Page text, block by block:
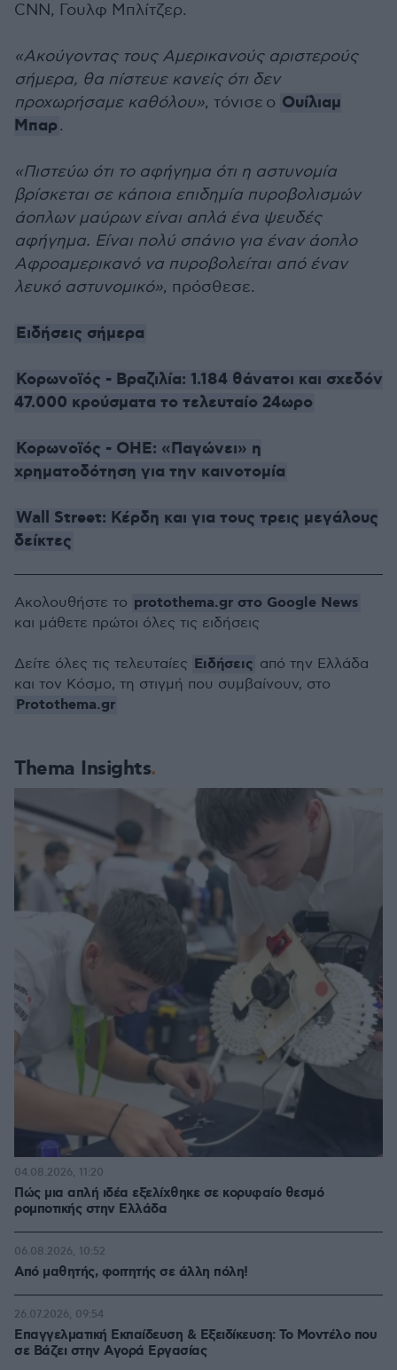
CNN, Γουλφ Μπλίτζερ.
«Ακούγοντας τους Αμερικανούς αριστερούς
σήμερα, θα πίστευε κανείς ότι δεν
προχωρήσαμε καθόλου», τόνισε ο Ουίλιαμ
Μπαρ.
«Πιστεύω ότι το αφήγημα ότι η αστυνομία
βρίσκεται σε κάποια επιδημία πυροβολισμών
άοπλων μαύρων είναι απλά ένα ψευδές
αφήγημα. Είναι πολύ σπάνιο για έναν άοπλο
Αφροαμερικανό να πυροβολείται από έναν
λευκό αστυνομικό», πρόσθεσε.
Ειδήσεις σήμερα
Κορωνοϊός - Βραζιλία: 1.184 θάνατοι και σχεδόν
47.000 κρούσματα το τελευταίο 24ωρο
Κορωνοϊός - ΟΗΕ: «Παγώνει» η
χρηματοδότηση για την καινοτομία
Wall Street: Κέρδη και για τους τρεις μεγάλους
δείκτες
Thema Insights
Πώς μια απλή ιδέα εξελίχθηκε σε κορυφαίο θεσμό
ρομποτικής στην Ελλάδα
04.08.2026, 11:20
Από μαθητής, φοιτητής σε άλλη πόλη!
06.08.2026, 10:52
Επαγγελματική Εκπαίδευση & Εξειδίκευση: Το Mοντέλο που
σε Bάζει στην Aγορά Eργασίας
26.07.2026, 09:54
Ακολουθήστε το protothema.gr στο Google News
και μάθετε πρώτοι όλες τις ειδήσεις
Δείτε όλες τις τελευταίες Ειδήσεις από την Ελλάδα
και τον Κόσμο, τη στιγμή που συμβαίνουν, στο
Protothema.gr